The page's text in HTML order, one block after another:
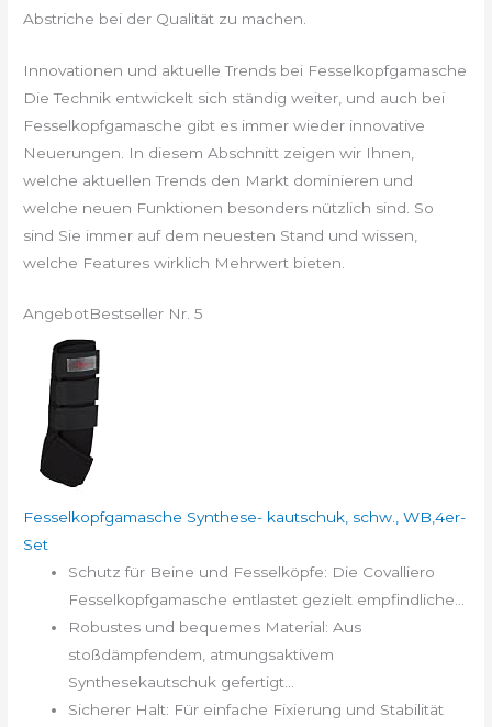
Abstriche bei der Qualität zu machen.
Innovationen und aktuelle Trends bei Fesselkopfgamasche
Die Technik entwickelt sich ständig weiter, und auch bei
Fesselkopfgamasche gibt es immer wieder innovative
Neuerungen. In diesem Abschnitt zeigen wir Ihnen,
welche aktuellen Trends den Markt dominieren und
welche neuen Funktionen besonders nützlich sind. So
sind Sie immer auf dem neuesten Stand und wissen,
welche Features wirklich Mehrwert bieten.
AngebotBestseller Nr. 5
Fesselkopfgamasche Synthese- kautschuk, schw., WB,4er-
Set
Schutz für Beine und Fesselköpfe: Die Covalliero
Fesselkopfgamasche entlastet gezielt empfindliche...
Robustes und bequemes Material: Aus
stoßdämpfendem, atmungsaktivem
Synthesekautschuk gefertigt...
Sicherer Halt: Für einfache Fixierung und Stabilität